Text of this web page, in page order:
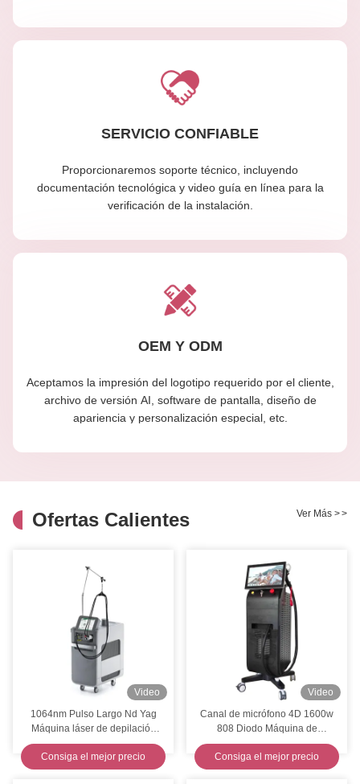
SERVICIO CONFIABLE
Proporcionaremos soporte técnico, incluyendo
documentación tecnológica y video guía en línea para la
verificación de la instalación.
OEM Y ODM
Aceptamos la impresión del logotipo requerido por el cliente,
archivo de versión AI, software de pantalla, diseño de
apariencia y personalización especial, etc.
Ofertas Calientes Ver Más >>
Video
1064nm Pulso Largo Nd Yag
Máquina láser de depilación
vascular depilación permanente
Consiga el mejor precio
Video
Canal de micrófono 4D 1600w
808 Diodo Máquina de
depilación láser Y9 Pro
Consiga el mejor precio